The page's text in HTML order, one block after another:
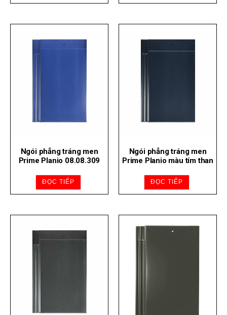
Ngói phẳng tráng men
Prime Planio 08.08.309
ĐỌC TIẾP
Ngói phẳng tráng men
Prime Planio màu tím than
ĐỌC TIẾP